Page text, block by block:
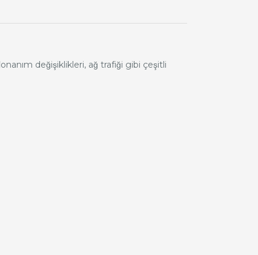
değişiklikleri, ağ trafiği gibi çeşitli